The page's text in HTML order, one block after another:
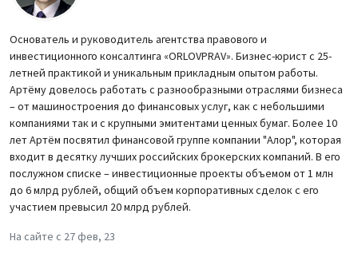
Архив
База знаний
Подписка
Основатель и руководитель агентства правового и
инвестиционного консалтинга «ORLOVPRAV». Бизнес-юрист с 25-
летней практикой и уникальным прикладным опытом работы.
Артёму довелось работать с разнообразными отраслями бизнеса
– от машиностроения до финансовых услуг, как с небольшими
компаниями так и с крупными эмитентами ценных бумаг. Более 10
лет Артём посвятил финансовой группе компании "Алор", которая
входит в десятку лучших российских брокерских компаний. В его
послужном списке – инвестиционные проекты объемом от 1 млн
до 6 млрд рублей, общий объем корпоративных сделок с его
участием превысил 20 млрд рублей.
На сайте с 27 фев, 23